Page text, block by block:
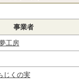
事業者
工房
じくの実